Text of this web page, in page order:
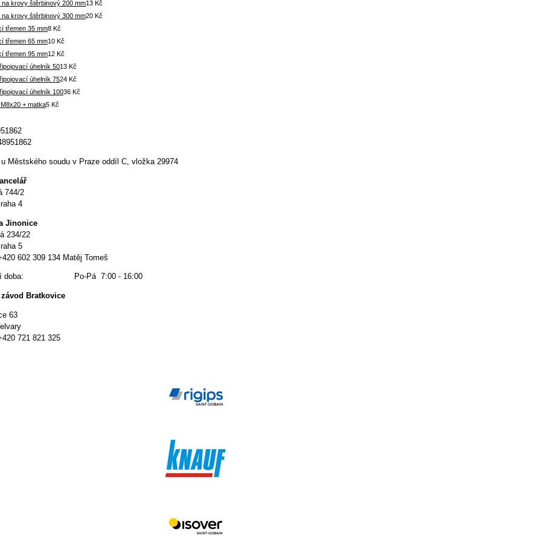
na krovy štěrbinový 200 mm13 Kč
na krovy štěrbinový 300 mm20 Kč
třemen 35 mm8 Kč
třemen 65 mm10 Kč
třemen 95 mm12 Kč
úhelník 5013 Kč
úhelník 7524 Kč
úhelník 10036 Kč
+ matka5 Kč
Městského soudu v Praze oddíl C, vložka 29974
744/2
4
Jinonice
234/22
5
602 309 134 Matěj Tomeš
doba: Po-Pá 7:00 - 16:00
Bratkovice
63
721 821 325